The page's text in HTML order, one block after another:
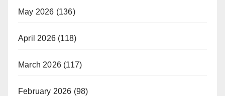
May 2026 (136)
April 2026 (118)
March 2026 (117)
February 2026 (98)